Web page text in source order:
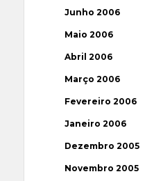
Junho 2006
Maio 2006
Abril 2006
Março 2006
Fevereiro 2006
Janeiro 2006
Dezembro 2005
Novembro 2005